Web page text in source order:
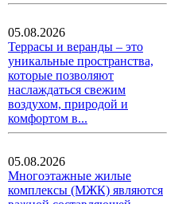
05.08.2026
Террасы и веранды – это
уникальные пространства,
которые позволяют
наслаждаться свежим
воздухом, природой и
комфортом в...
05.08.2026
Многоэтажные жилые
комплексы (МЖК) являются